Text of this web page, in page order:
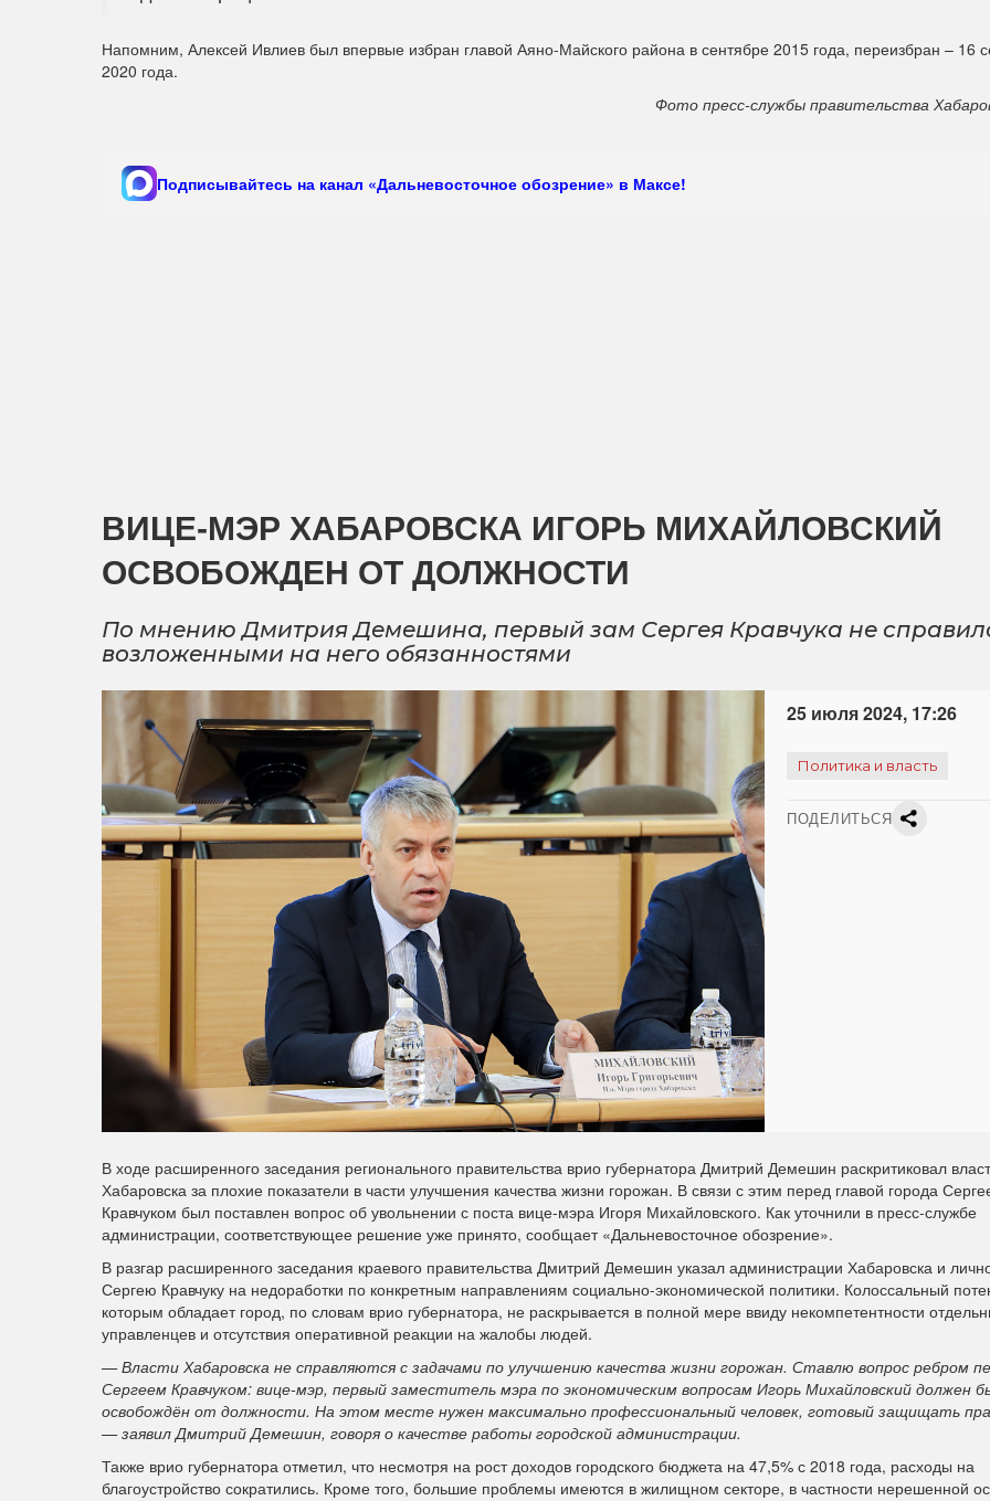
Напомним, Алексей Ивлиев был впервые избран главой Аяно-Майского района в сентябре 2015 года, переизбран – 16
2020 года.
Фото пресс-службы правительства
Подписывайтесь на канал «Дальневосточное обозрение» в Максе!
ВИЦЕ-МЭР ХАБАРОВСКА ИГОРЬ МИХАЙЛОВСКИЙ
ОСВОБОЖДЕН ОТ ДОЛЖНОСТИ
По мнению Дмитрия Демешина, первый зам Сергея Кравчука не
возложенными на него обязанностями
25 июля 2024, 17:26
Политика и власть
ПОДЕЛИТЬСЯ
В ходе расширенного заседания регионального правительства врио губернатора Дмитрий Демешин раскритиковал
Хабаровска за плохие показатели в части улучшения качества жизни горожан. В связи с этим перед главой города
Кравчуком был поставлен вопрос об увольнении с поста вице-мэра Игоря Михайловского. Как уточнили в пресс-службе
администрации, соответствующее решение уже принято, сообщает «Дальневосточное обозрение».
В разгар расширенного заседания краевого правительства Дмитрий Демешин указал администрации Хабаровска и
Сергею Кравчуку на недоработки по конкретным направлениям социально-экономической политики. Колоссальный
которым обладает город, по словам врио губернатора, не раскрывается в полной мере ввиду некомпетентности
управленцев и отсутствия оперативной реакции на жалобы людей.
— Власти Хабаровска не справляются с задачами по улучшению качества жизни горожан. Ставлю вопрос ребром
Сергеем Кравчуком: вице-мэр, первый заместитель мэра по экономическим вопросам Игорь Михайловский должен
освобождён от должности. На этом месте нужен максимально профессиональный человек, готовый защищать
— заявил Дмитрий Демешин, говоря о качестве работы городской администрации.
Также врио губернатора отметил, что несмотря на рост доходов городского бюджета на 47,5% с 2018 года, расходы на
благоустройство сократились. Кроме того, большие проблемы имеются в жилищном секторе, в частности нерешенной